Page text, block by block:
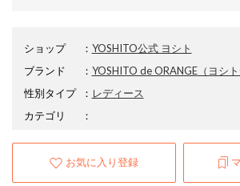
ショップ ： YOSHITO公式 ヨシト
ブランド
： YOSHITO de ORANGE（ヨシト
性別タイプ
： レディース
カテゴリ
：
お気に入り登録